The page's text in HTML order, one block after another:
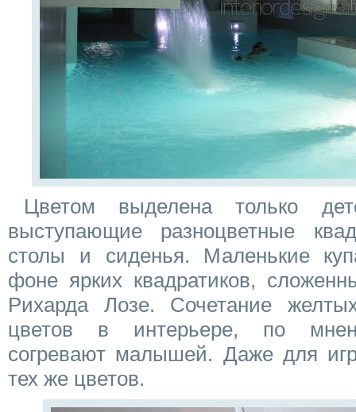
Цветом выделена только
выступающие разноцветные
столы и сиденья. Маленькие
фоне ярких квадратиков,
Рихарда Лозе. Сочетание
цветов в интерьере, по
согревают малышей. Даже для
тех же цветов.